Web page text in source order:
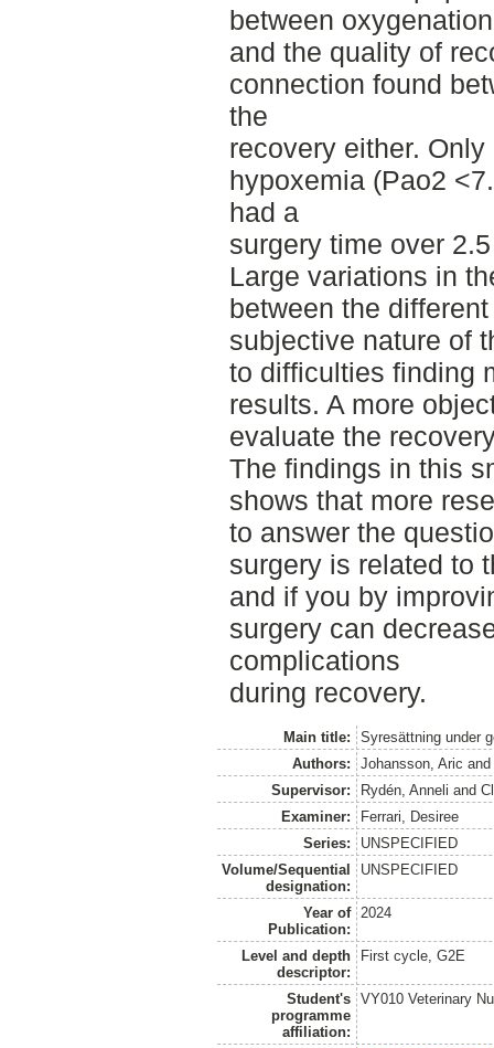
between
and the quality of
connection found
the
recovery either.
hypoxemia (Pao2
had a
surgery time over
Large variations in
between the
subjective nature of
to difficulties finding
results. A more
evaluate the
The findings in this
shows that more
to answer the
surgery is related to
and if you by
surgery can
complications
during recovery.
Main title:
Syresättning under
Authors:
Johansson, Aric
Supervisor:
Rydén, Anneli and
Examiner:
Ferrari, Desiree
Series:
UNSPECIFIED
Volume/Sequential
designation:
UNSPECIFIED
Year of
Publication:
2024
Level and depth
descriptor:
First cycle, G2E
Student's
programme
affiliation:
VY010 Veterinary